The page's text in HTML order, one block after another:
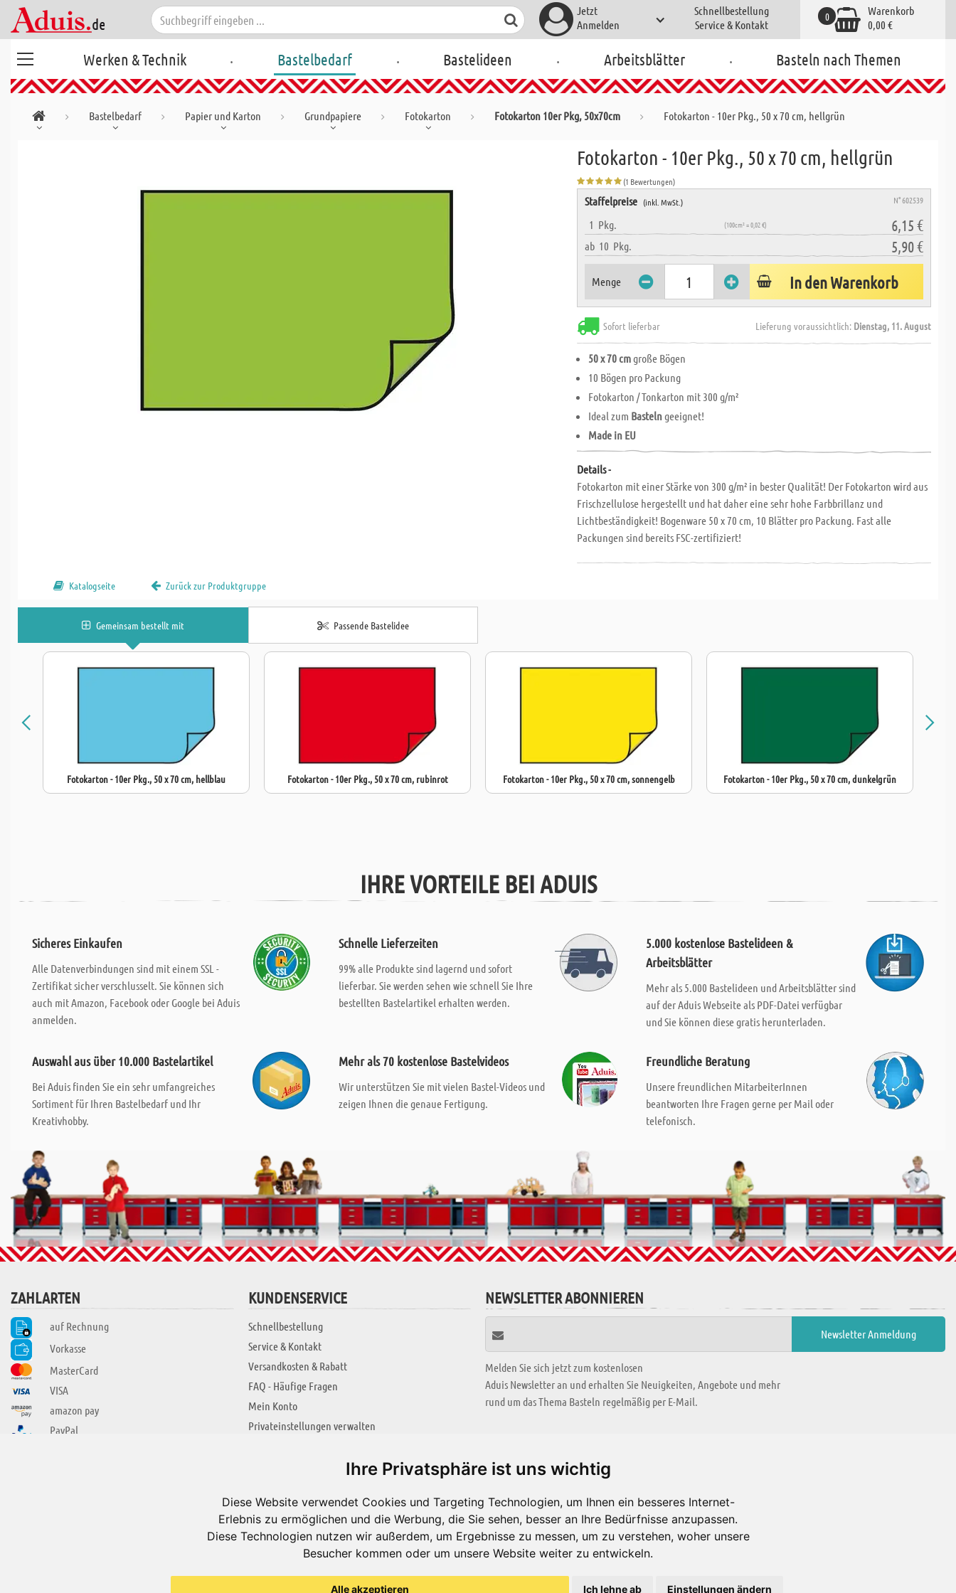
Ihre Privatsphäre ist uns wichtig
Diese Website verwendet Cookies und Targeting Technologien, um Ihnen ein besseres Internet-
Erlebnis zu ermöglichen und die Werbung, die Sie sehen, besser an Ihre Bedürfnisse anzupassen.
Diese Technologien nutzen wir außerdem, um Ergebnisse zu messen, um zu verstehen, woher unsere
Besucher kommen oder um unsere Website weiter zu entwickeln.
Alle akzeptieren Ich lehne ab Einstellungen ändern
Jetzt
Anmelden
Schnellbestellung
Service & Kontakt
Warenkorb
0,00 €
0
Werken & Technik . Bastelbedarf . Bastelideen . Arbeitsblätter . Basteln nach Themen
Bastelbedarf Papier und Karton Grundpapiere Fotokarton Fotokarton 10er Pkg, 50x70cm Fotokarton - 10er Pkg., 50 x 70 cm, hellgrün
Fotokarton - 10er Pkg., 50 x 70 cm, hellgrün
(1 Bewertungen)
Staffelpreise (inkl. MwSt.) N° 602539
1 Pkg. (100cm² = 0,02 €) 6,15 €
ab 10 Pkg. 5,90 €
Menge In den Warenkorb
Sofort lieferbar Lieferung voraussichtlich: Dienstag, 11. August
50 x 70 cmgroße Bögen
10 Bögen pro Packung
Fotokarton / Tonkarton mit 300 g/m²
Ideal zum Bastelngeeignet!
Made in EU
Details -
Fotokarton mit einer Stärke von 300 g/m² in bester Qualität! Der Fotokarton wird aus
Frischzellulose hergestellt und hat daher eine sehr hohe Farbbrillanz und
Lichtbeständigkeit! Bogenware 50 x 70 cm, 10 Blätter pro Packung. Fast alle
Packungen sind bereits FSC-zertifiziert!
Katalogseite Zurück zur Produktgruppe
Gemeinsam bestellt mit Passende Bastelidee
Fotokarton - 10er Pkg., 50 x 70 cm, hellblau Fotokarton - 10er Pkg., 50 x 70 cm, rubinrot Fotokarton - 10er Pkg., 50 x 70 cm, sonnengelb Fotokarton - 10er Pkg., 50 x 70 cm, dunkelgrün
IHRE VORTEILE BEI ADUIS
Sicheres Einkaufen
Alle Datenverbindungen sind mit einem SSL -
Zertifikat sicher verschlusselt. Sie können sich
auch mit Amazon, Facebook oder Google bei Aduis
anmelden.
Schnelle Lieferzeiten
99% alle Produkte sind lagernd und sofort
lieferbar. Sie werden sehen wie schnell Sie Ihre
bestellten Bastelartikel erhalten werden.
5.000 kostenlose Bastelideen &
Arbeitsblätter
Mehr als 5.000 Bastelideen und Arbeitsblätter sind
auf der Aduis Webseite als PDF-Datei verfügbar
und Sie können diese gratis herunterladen.
Auswahl aus über 10.000 Bastelartikel
Bei Aduis finden Sie ein sehr umfangreiches
Sortiment für Ihren Bastelbedarf und Ihr
Kreativhobby.
Mehr als 70 kostenlose Bastelvideos
Wir unterstützen Sie mit vielen Bastel-Videos und
zeigen Ihnen die genaue Fertigung.
Freundliche Beratung
Unsere freundlichen MitarbeiterInnen
beantworten Ihre Fragen gerne per Mail oder
telefonisch.
ZAHLARTEN
auf Rechnung
Vorkasse
MasterCard
VISA
amazon pay
PayPal
KUNDENSERVICE
Schnellbestellung
Service & Kontakt
Versandkosten & Rabatt
FAQ - Häufige Fragen
Mein Konto
Privateinstellungen verwalten
NEWSLETTER ABONNIEREN
Melden Sie sich jetzt zum kostenlosen
Aduis Newsletter an und erhalten Sie Neuigkeiten, Angebote und mehr
rund um das Thema Basteln regelmäßig per E-Mail.
Jobs
Impressum
Datenschutzerklärung
KREATIV ZONE
Alle Videos
Bastelideen
Arbeitsblätter
Es gibt uns auch in